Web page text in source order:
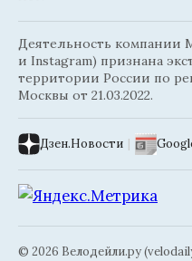
Деятельность компании
и Instagram) признана
территории России по
Москвы от 21.03.2022.
Дзен.Новости |
© 2026 Велодейли.ру